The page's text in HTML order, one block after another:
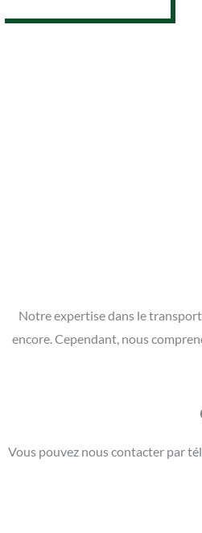
Notre expertise dans le transport
encore. Cependant, nous
Vous pouvez nous contacter par